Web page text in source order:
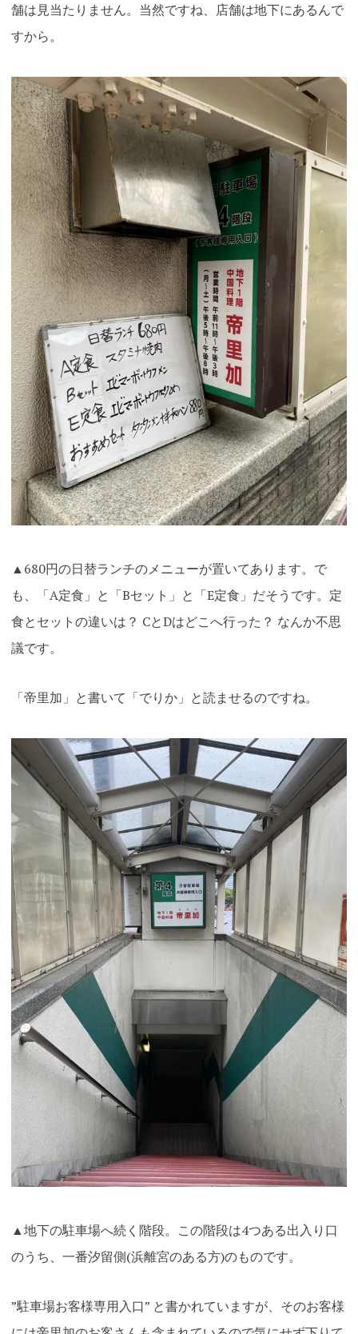
舗は見当たりません。当然ですね、店舗は地下にあるんで
すから。
▲680円の日替ランチのメニューが置いてあります。で
も、「A定食」と「Bセット」と「E定食」だそうです。定
食とセットの違いは？ CとDはどこへ行った？ なんか不思
議です。
「帝里加」と書いて「でりか」と読ませるのですね。
▲地下の駐車場へ続く階段。この階段は4つある出入り口
のうち、一番汐留側(浜離宮のある方)のものです。
”駐車場お客様専用入口” と書かれていますが、そのお客様